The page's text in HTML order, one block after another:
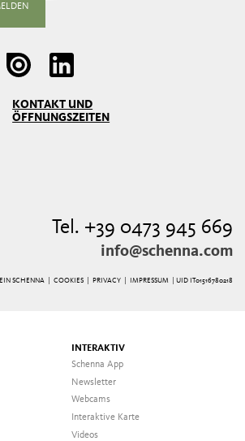
KONTAKT UND
ÖFFNUNGSZEITEN
Tel. +39 0473 945 669
info@schenna.com
SCHENNA | COOKIES| PRIVACY| IMPRESSUM | UID IT01516780218
INTERAKTIV
Schenna App
Newsletter
Webcams
Interaktive Karte
Videos